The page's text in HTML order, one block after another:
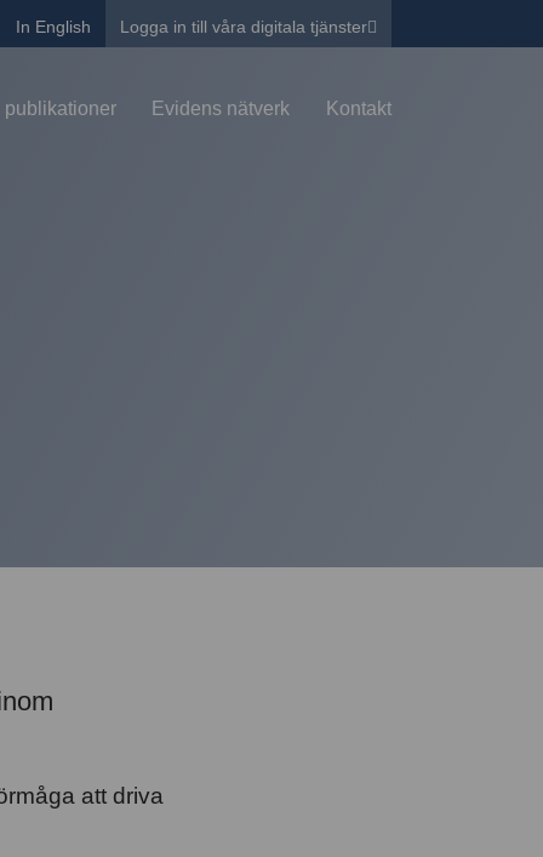
In English Logga in till våra digitala tjänster
publikationer Evidens nätverk Kontakt
att driva